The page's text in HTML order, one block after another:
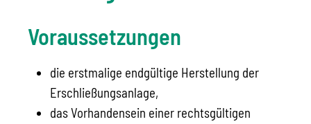
Voraussetzungen
die erstmalige endgültige Herstellung der
Erschließungsanlage,
das Vorhandensein einer rechtsgültigen